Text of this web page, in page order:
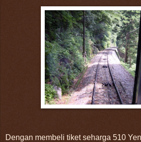
Dengan membeli tiket seharga 510